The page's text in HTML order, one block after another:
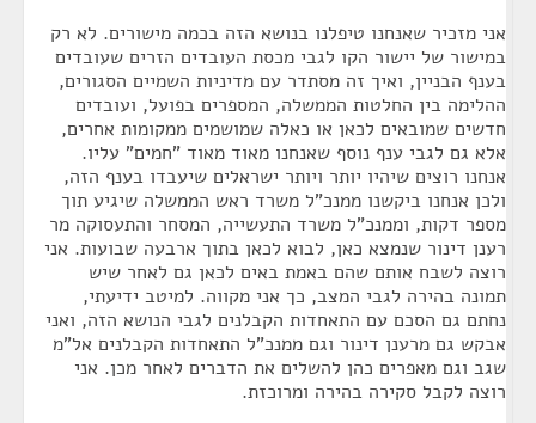
אני מזכיר שאנחנו טיפלנו בנושא הזה בכמה מישורים. לא רק
במישור של יישור הקו לגבי מכסת העובדים הזרים שעובדים
בענף הבניין, ואיך זה מסתדר עם מדיניות השמיים הסגורים,
ההלימה בין החלטות הממשלה, המספרים בפועל, ועובדים
חדשים שמובאים לכאן או כאלה שמושמים ממקומות אחרים,
אלא גם לגבי ענף נוסף שאנחנו מאוד מאוד "חמים" עליו.
אנחנו רוצים שיהיו יותר ויותר ישראלים שיעבדו בענף הזה,
ולכן אנחנו ביקשנו ממנכ"ל משרד ראש הממשלה שיגיע תוך
מספר דקות, וממנכ"ל משרד התעשייה, המסחר והתעסוקה מר
רענן דינור שנמצא כאן, לבוא לכאן בתוך ארבעה שבועות. אני
רוצה לשבח אותם שהם באמת באים לכאן גם לאחר שיש
תמונה בהירה לגבי המצב, כך אני מקווה. למיטב ידיעתי,
נחתם גם הסכם עם התאחדות הקבלנים לגבי הנושא הזה, ואני
אבקש גם מרענן דינור וגם ממנכ"ל התאחדות הקבלנים אל"מ
שגב וגם מאפרים כהן להשלים את הדברים לאחר מכן. אני
רוצה לקבל סקירה בהירה ומרוכזת.